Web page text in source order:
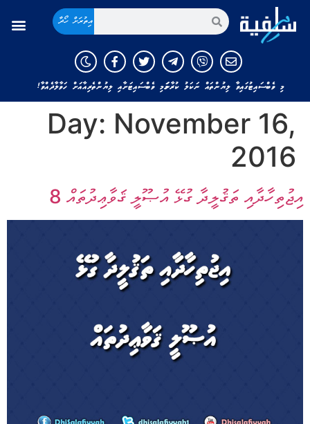
އިތުރަށް ހޯދާ
މި ވެބްސައިޓުގައިވާ ލިޔުންތައް ނަކަލު ކުރާނަމަ މި ވެބްސައިޓަށާއި ލިޔުންތެރިއާއަށް ހަވާލާދެއްވާ!
Day: November 16,
2016
އިޖުތިހާދާއި ތަޤުލީދާ ގުޅޭ އުޞޫލީ ޤަވާޢިދުތައް 8